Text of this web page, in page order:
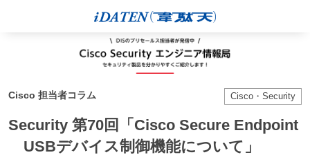
Cisco 担当者コラム Cisco・Security
Security 第70回「Cisco Secure Endpoint
USBデバイス制御機能について」